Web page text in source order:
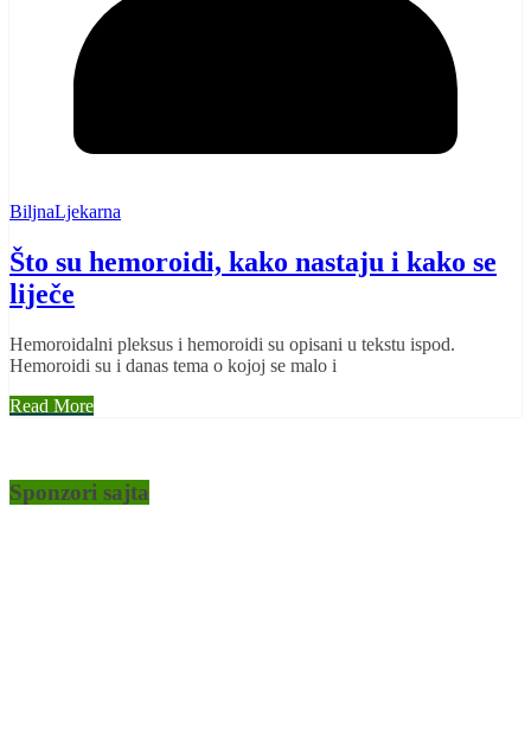
BiljnaLjekarna
Što su hemoroidi, kako nastaju i kako se
liječe
Hemoroidalni pleksus i hemoroidi su opisani u tekstu ispod.
Hemoroidi su i danas tema o kojoj se malo i
Read More
Sponzori sajta